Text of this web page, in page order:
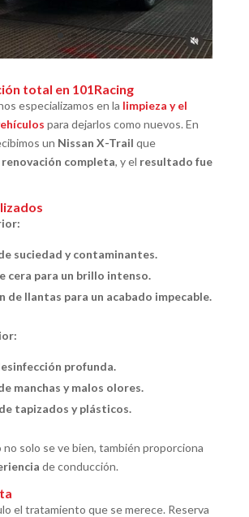
total en 101Racing
especializamos en la limpieza y el
para dejarlos como nuevos. En
un Nissan X-Trail que
renovación completa, y el resultado fue
suciedad y contaminantes.
cera para un brillo intenso.
de llantas para un acabado impecable.
profunda.
manchas y malos olores.
tapizados y plásticos.
no solo se ve bien, también proporciona
de conducción.
el tratamiento que se merece. Reserva